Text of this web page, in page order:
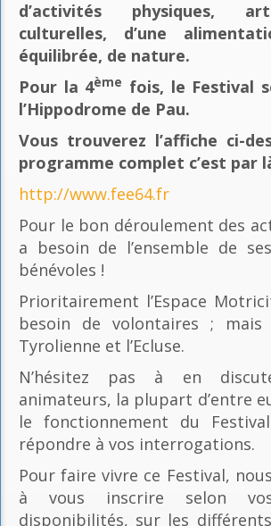
d’activités physiques,
culturelles, d’une
équilibrée, de nature.
Pour la 4ème fois, le Festival
l’Hippodrome de Pau.
Vous trouverez l’affiche ci-
programme complet c’est par
http://www.fee64.fr
Pour le bon déroulement des
a besoin de l’ensemble de
bénévoles !
Prioritairement l’Espace
besoin de volontaires ; mais
Tyrolienne et l’Ecluse.
N’hésitez pas à en
animateurs, la plupart d’entre
le fonctionnement du
répondre à vos interrogations.
Pour faire vivre ce Festival,
à vous inscrire selon
disponibilités, sur les